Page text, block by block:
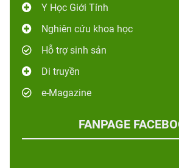
Y Học Giới Tính
Nghiên cứu khoa học
Hỗ trợ sinh sản
Di truyền
e-Magazine
FANPAGE